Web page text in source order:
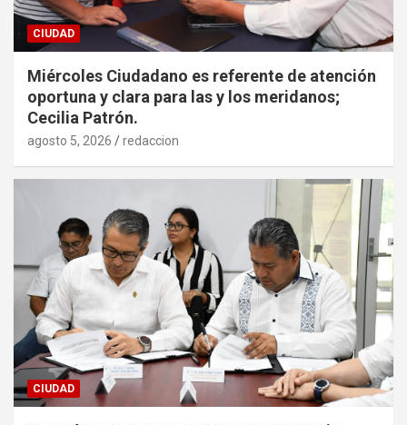
CIUDAD
Miércoles Ciudadano es referente de atención
oportuna y clara para las y los meridanos;
Cecilia Patrón.
agosto 5, 2026 redaccion
CIUDAD